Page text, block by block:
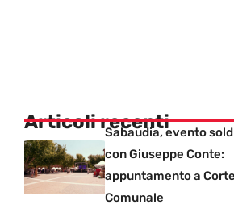
Articoli recenti
Sabaudia, evento
con Giuseppe Conte:
appuntamento a Corte
Comunale